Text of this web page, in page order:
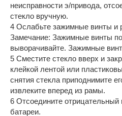
неисправности э/привода,
стекло вручную.
4 Ослабьте зажимные винты и
Замечание: Зажимные винты
выворачивайте. Зажимные
5 Сместите стекло вверх и
клейкой лентой или
снятия стекла приподнимите
извлеките вперед из рамы.
6 Отсоедините отрицательный
батареи.